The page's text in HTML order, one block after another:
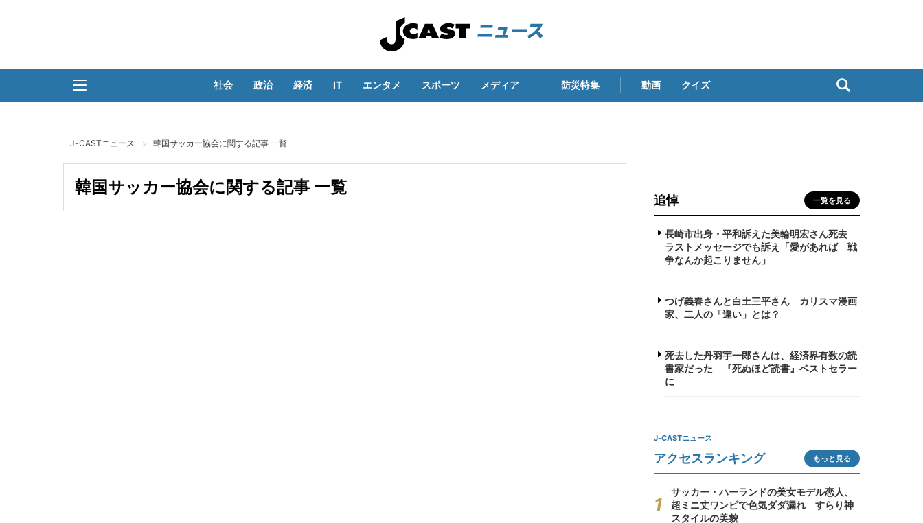
社会 政治 経済 IT エンタメ スポーツ メディア 防災特集 動画 クイズ
J-CASTニュース 韓国サッカー協会に関する記事 一覧
韓国サッカー協会に関する記事 一覧
追悼 一覧を見る
長崎市出身・平和訴えた美輪明宏さん死去
ラストメッセージでも訴え「愛があれば 戦
争なんか起こりません」
つげ義春さんと白土三平さん カリスマ漫画
家、二人の「違い」とは？
死去した丹羽宇一郎さんは、経済界有数の読
書家だった 『死ぬほど読書』ベストセラー
に
J-CASTニュース
アクセスランキング もっと見る
サッカー・ハーランドの美女モデル恋人、
超ミニ丈ワンピで色気ダダ漏れ すらり神
スタイルの美貌